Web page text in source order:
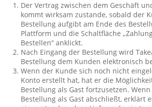
Der Vertrag zwischen dem Geschäft
kommt wirksam zustande, sobald der
Bestellung aufgibt am Ende des
Plattform und die Schaltfläche
Bestellen“ anklickt.
Nach Eingang der Bestellung wird
Bestellung dem Kunden elektronisch
Wenn der Kunde sich noch nicht
Konto erstellt hat, hat er die
Bestellung als Gast fortzusetzen.
Bestellung als Gast abschließt, erklärt